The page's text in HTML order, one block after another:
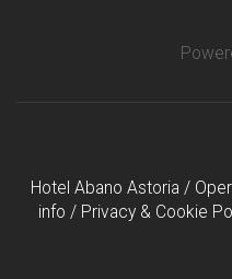
Hotel Abano Astoria /
info / Privacy & Cookie